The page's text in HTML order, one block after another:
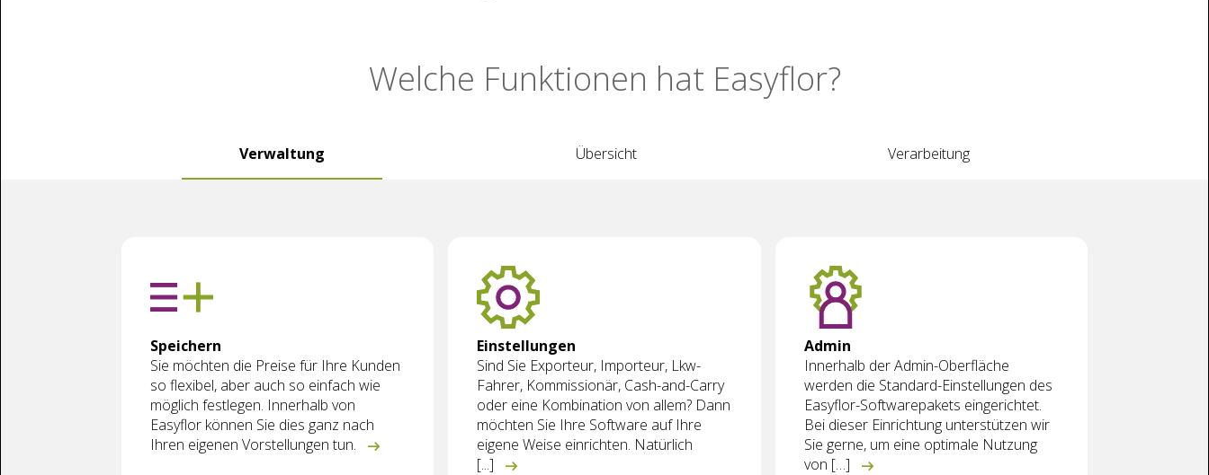
Welche Funktionen hat Easyflor?
Verwaltung Übersicht Verarbeitung
Speichern
Sie möchten die Preise für Ihre Kunden
so flexibel, aber auch so einfach wie
möglich festlegen. Innerhalb von
Easyflor können Sie dies ganz nach
Ihren eigenen Vorstellungen tun.
Einstellungen
Sind Sie Exporteur, Importeur, Lkw-
Fahrer, Kommissionär, Cash-and-Carry
oder eine Kombination von allem? Dann
möchten Sie Ihre Software auf Ihre
eigene Weise einrichten. Natürlich
[...]
Admin
Innerhalb der Admin-Oberfläche
werden die Standard-Einstellungen des
Easyflor-Softwarepakets eingerichtet.
Bei dieser Einrichtung unterstützen wir
Sie gerne, um eine optimale Nutzung
von […]